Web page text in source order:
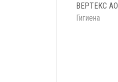
ВЕРТЕКС АО
Гигиена